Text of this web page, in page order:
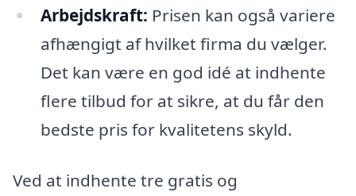
Arbejdskraft: Prisen kan også variere
afhængigt af hvilket firma du vælger.
Det kan være en god idé at indhente
flere tilbud for at sikre, at du får den
bedste pris for kvalitetens skyld.
Ved at indhente tre gratis og